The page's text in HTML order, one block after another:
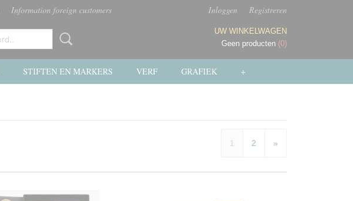
Information foreign customers Inloggen Registreren
UW WINKELWAGEN
Geen producten (0)
STIFTEN EN MARKERS VERF GRAFIEK +
1 2 »